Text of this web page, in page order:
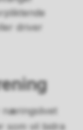
driver
næringslivet
som vil bidra